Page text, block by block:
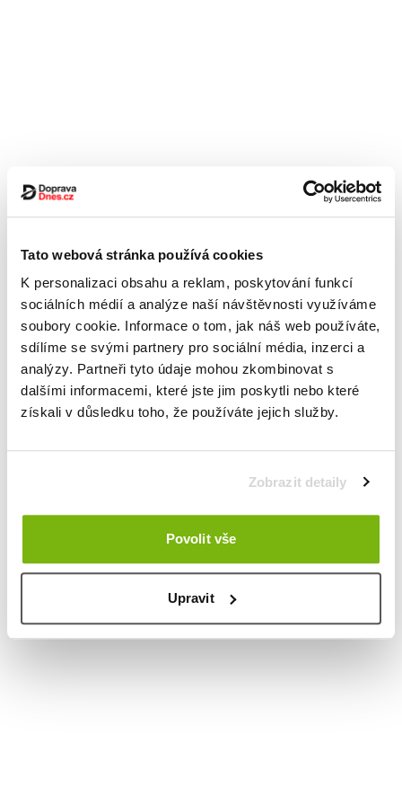
Tato webová stránka používá cookies
K personalizaci obsahu a reklam, poskytování funkcí
sociálních médií a analýze naší návštěvnosti využíváme
soubory cookie. Informace o tom, jak náš web používáte,
sdílíme se svými partnery pro sociální média, inzerci a
analýzy. Partneři tyto údaje mohou zkombinovat s
dalšími informacemi, které jste jim poskytli nebo které
získali v důsledku toho, že používáte jejich služby.
Zobrazit detaily
Povolit vše
Upravit